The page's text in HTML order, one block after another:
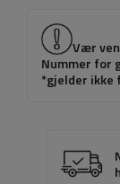
Vær
Nummer for
*gjelder